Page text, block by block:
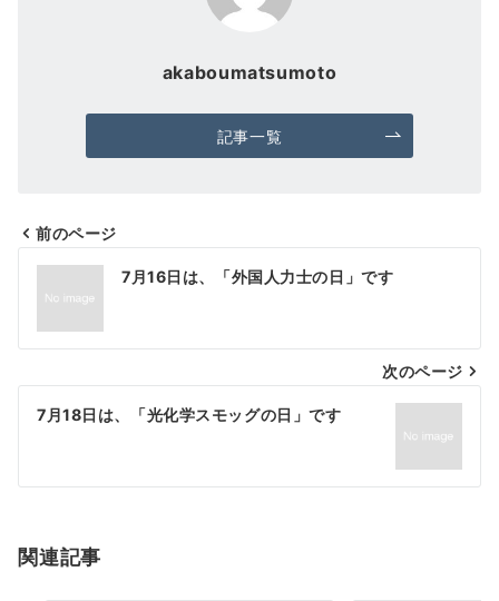
akaboumatsumoto
記事一覧
投
ナ
ビ
ゲ
シ
ン
前のページ
7月16日は、「外国人力士の日」です
次のページ
7月18日は、「光化学スモッグの日」です
関連記事